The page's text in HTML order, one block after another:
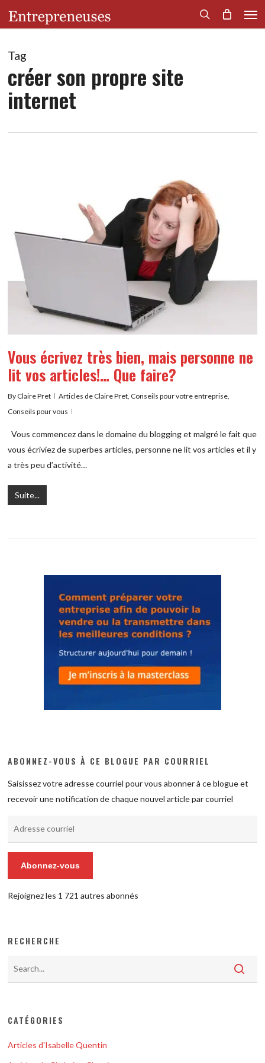
content
search
Tag
créer son propre site
internet
Vous écrivez très bien, mais personne ne
lit vos articles!… Que faire?
By Claire Pret Articles de Claire Pret, Conseils pour votre entreprise,
Conseils pour vous
Vous commencez dans le domaine du blogging et malgré le fait que
vous écriviez de superbes articles, personne ne lit vos articles et il y
a très peu d’activité…
Suite...
ABONNEZ-VOUS À CE BLOGUE PAR COURRIEL
Saisissez votre adresse courriel pour vous abonner à ce blogue et
recevoir une notification de chaque nouvel article par courriel
Abonnez-vous
Rejoignez les 1 721 autres abonnés
RECHERCHE
CATÉGORIES
Articles d'Isabelle Quentin